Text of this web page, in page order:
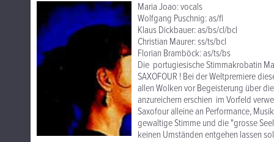
Maria Joao: vocals
Wolfgang Puschnig: as/fl
Klaus Dickbauer: as/bs/cl/bcl
Christian Maurer: ss/ts/bcl
Florian Bramböck: as/ts/bs
Die portugiesische Stimmakrobatin
SAXOFOUR ! Bei der Weltpremiere
allen Wolken vor Begeisterung über
anzureichern erschien im Vorfeld
Saxofour alleine an Performance,
gewaltige Stimme und die "grosse
keinen Umständen entgehen lassen